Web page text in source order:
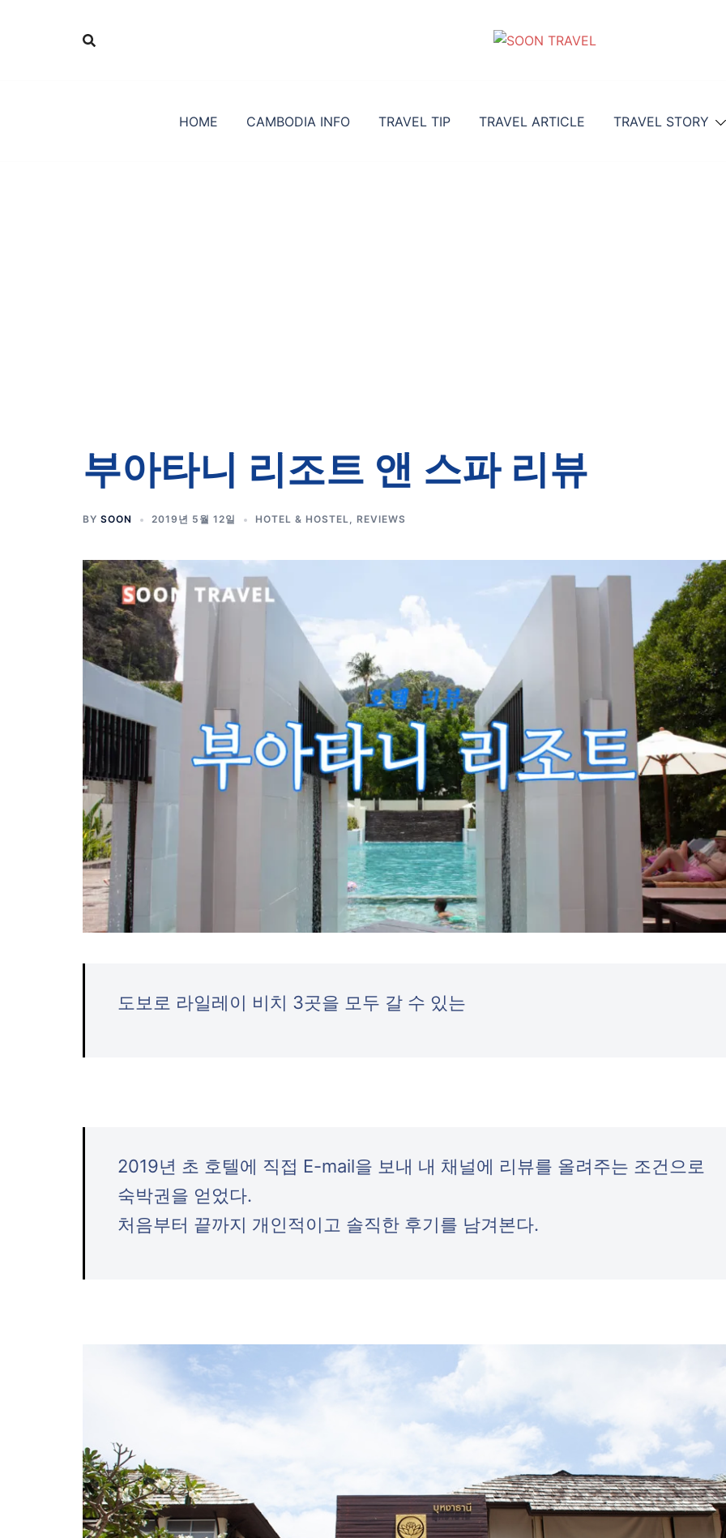
HOME CAMBODIA INFO TRAVEL TIP TRAVEL ARTICLE TRAVEL STORY
부아타니 리조트 앤 스파 리뷰
BY SOON 2019년 5월 12일 HOTEL & HOSTEL, REVIEWS
도보로 라일레이 비치 3곳을 모두 갈 수 있는
2019년 초 호텔에 직접 E-mail을 보내 내 채널에 리뷰를 올려주는 조건으로
숙박권을 얻었다.
처음부터 끝까지 개인적이고 솔직한 후기를 남겨본다.